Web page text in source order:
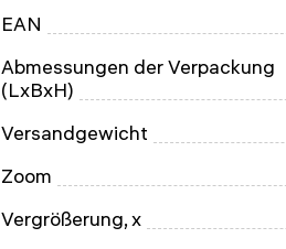
EAN
Abmessungen der Verpackung
(LxBxH)
Versandgewicht
Zoom
Vergrößerung, x